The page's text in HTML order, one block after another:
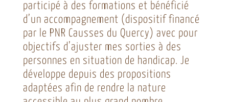
participé à des formations et bénéficié
d’un accompagnement (dispositif financé
par le PNR Causses du Quercy) avec pour
objectifs d’ajuster mes sorties à des
personnes en situation de handicap. Je
développe depuis des propositions
adaptées afin de rendre la nature